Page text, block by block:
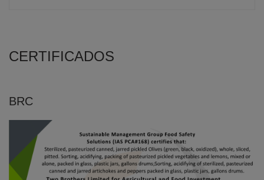
CERTIFICADOS
BRC